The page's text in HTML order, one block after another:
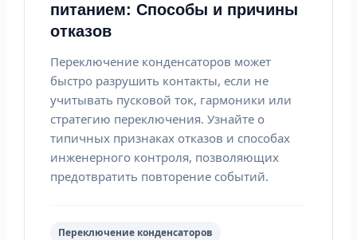
питанием: Способы и причины
отказов
Переключение конденсаторов может
быстро разрушить контакты, если не
учитывать пусковой ток, гармоники или
стратегию переключения. Узнайте о
типичных признаках отказов и способах
инженерного контроля, позволяющих
предотвратить повторение событий.
Переключение конденсаторов